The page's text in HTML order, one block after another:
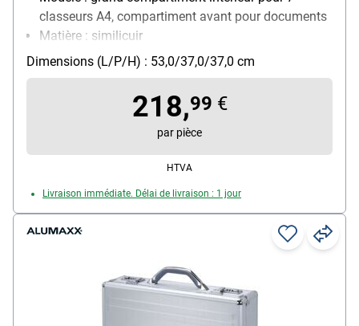
classeurs A4, compartiment avant pour documents
Matière : similicuir
Dimensions intérieures : 47/30/34 cm
Poids : 9 kg
Dimensions (L/P/H) : 53,0/37,0/37,0 cm
218,99 €
par pièce
HTVA
Livraison immédiate. Délai de livraison : 1 jour